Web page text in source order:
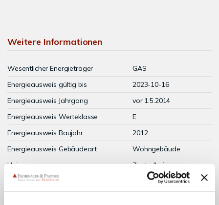
Weitere Informationen
Wesentlicher Energieträger
GAS
Energieausweis gültig bis
2023-10-16
Energieausweis Jahrgang
vor 1.5.2014
Energieausweis Werteklasse
E
Energieausweis Baujahr
2012
Energieausweis Gebäudeart
Wohngebäude
Heizung
Zentralheizung
Befeuerung